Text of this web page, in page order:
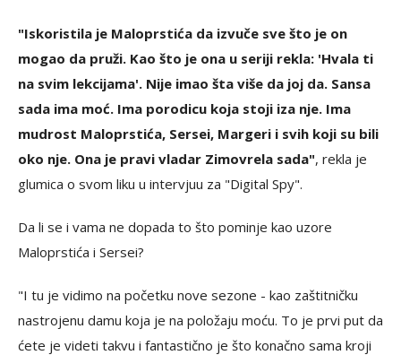
"Iskoristila je Maloprstića da izvuče sve što je on
mogao da pruži. Kao što je ona u seriji rekla: 'Hvala ti
na svim lekcijama'. Nije imao šta više da joj da. Sansa
sada ima moć. Ima porodicu koja stoji iza nje. Ima
mudrost Maloprstića, Sersei, Margeri i svih koji su bili
oko nje. Ona je pravi vladar Zimovrela sada", rekla je
glumica o svom liku u intervjuu za "Digital Spy".
Da li se i vama ne dopada to što pominje kao uzore
Maloprstića i Sersei?
"I tu je vidimo na početku nove sezone - kao zaštitničku
nastrojenu damu koja je na položaju moću. To je prvi put da
ćete je videti takvu i fantastično je što konačno sama kroji